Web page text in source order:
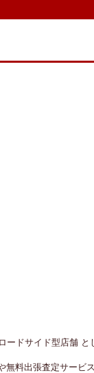
ードサイド型店舗
料出張査定サービ